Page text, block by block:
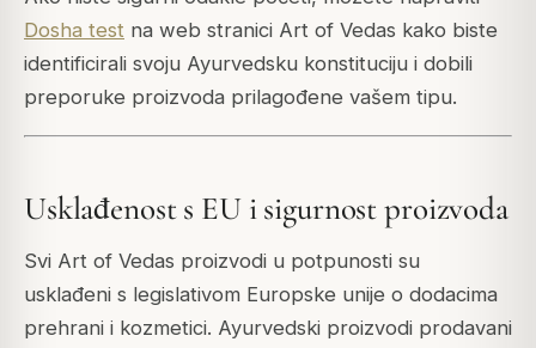
Dosha test na web stranici Art of Vedas kako biste
identificirali svoju Ayurvedsku konstituciju i dobili
preporuke proizvoda prilagođene vašem tipu.
Usklađenost s EU i sigurnost proizvoda
Svi Art of Vedas proizvodi u potpunosti su
usklađeni s legislativom Europske unije o dodacima
prehrani i kozmetici. Ayurvedski proizvodi prodavani